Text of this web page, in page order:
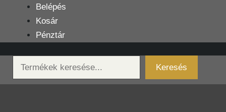
tartalomba
Belépés
Kosár
Pénztár
Keresés
Keresés